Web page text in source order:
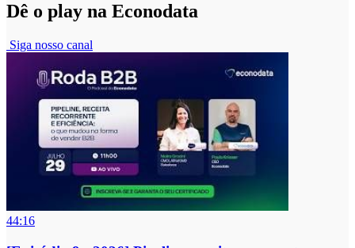
Dê o play na Econodata
Siga nosso canal
44:16